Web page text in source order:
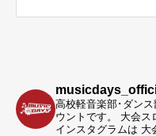
高校軽音楽部･ダン
ウントです。
大会ス
インスタグラムは 大